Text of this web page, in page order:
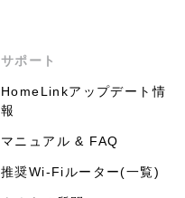
サポート
HomeLinkアップデート情
報
マニュアル & FAQ
推奨Wi-Fiルーター(一覧)